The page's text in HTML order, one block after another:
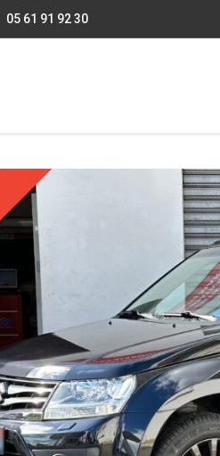
05 61 91 92 30